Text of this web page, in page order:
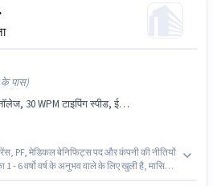
पास)
स्पीड, ईमेल राइटिंग, MS Excel, इंटरनेट सर्फिंग, MS Word
PF, मेडिकल बेनिफिट्स पद और कंपनी की नीतियों
- 6 वर्षो वर्ष के अनुभव वाले के लिए खुली है, मासिक